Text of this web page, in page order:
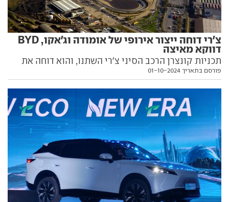
צ'רי דוחה ייצור אירופי של אומודה וג'אקו, BYD
דווקא מאיצה
תכניות קונצרן הרכב הסיני צ'רי השתנו, והוא דוחה את
תחילת הייצור באירופה של אומודה וג'אקו שתאפשר
להקמת פסי ייצור ביבשת
פורסם בתאריך 01-10-2024